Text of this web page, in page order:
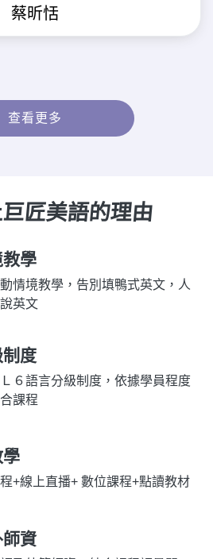
蔡昕恬
查看更多
匠美語的理由
學
情境教學，告別填鴨式英文，人
英文
度
６語言分級制度，依據學員程度
課程
+線上直播+ 數位課程+點讀教材
資